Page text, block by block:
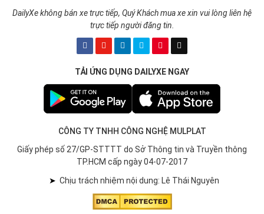
DailyXe không bán xe trực tiếp, Quý Khách mua xe xin vui lòng liên hệ
trực tiếp người đăng tin.
TẢI ỨNG DỤNG DAILYXE NGAY
CÔNG TY TNHH CÔNG NGHỆ MULPLAT
Giấy phép số 27/GP-STTTT do Sở Thông tin và Truyền thông
TP.HCM cấp ngày 04-07-2017
➤ Chịu trách nhiệm nội dung: Lê Thái Nguyên